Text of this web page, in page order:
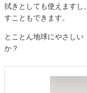
拭きとしても使えますし
すこともできます。
とことん地球にやさし
か？